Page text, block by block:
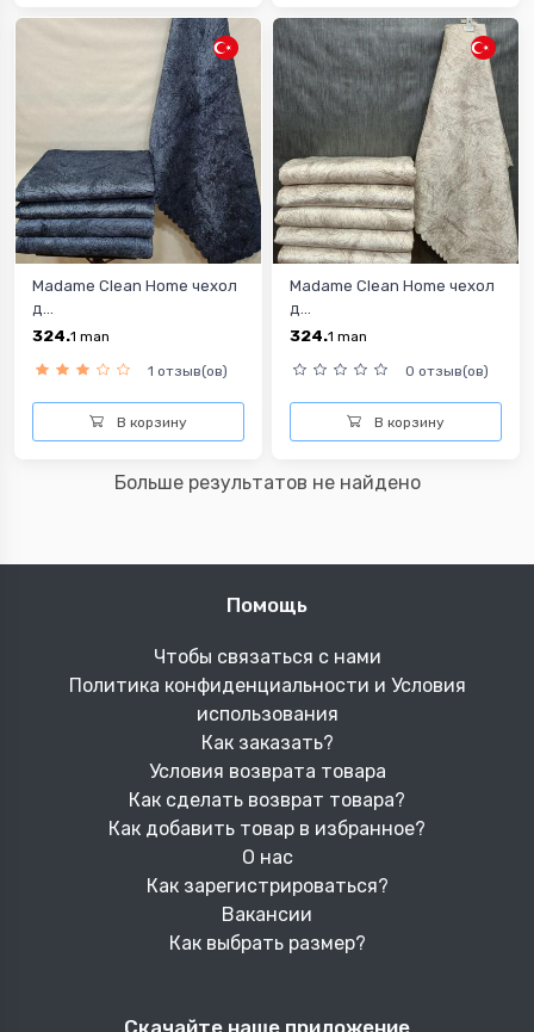
Madame Clean Home чехол
д...
324.1 man
1 отзыв(ов)
В корзину
Madame Clean Home чехол
д...
324.1 man
0 отзыв(ов)
В корзину
Больше результатов не найдено
Помощь
Чтобы связаться с нами
Политика конфиденциальности и Условия
использования
Как заказать?
Условия возврата товара
Как сделать возврат товара?
Как добавить товар в избранное?
О нас
Как зарегистрироваться?
Вакансии
Как выбрать размер?